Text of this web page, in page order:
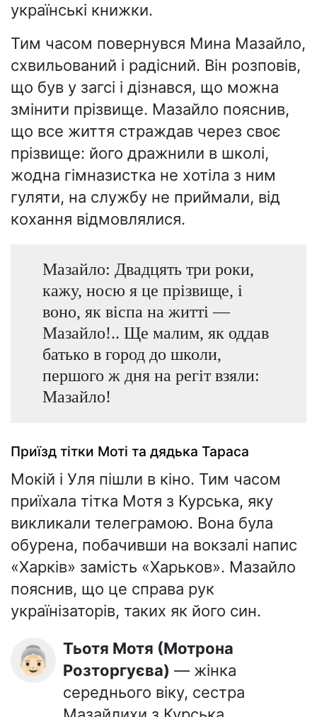
українські книжки.
Тим часом повернувся Мина Мазайло,
схвильований і радісний. Він розповів,
що був у загсі і дізнався, що можна
змінити прізвище. Мазайло пояснив,
що все життя страждав через своє
прізвище: його дражнили в школі,
жодна гімназистка не хотіла з ним
гуляти, на службу не приймали, від
кохання відмовлялися.
Мазайло: Двадцять три роки,
кажу, носю я це прізвище, і
воно, як віспа на житті —
Мазайло!.. Ще малим, як оддав
батько в город до школи,
першого ж дня на регіт взяли:
Мазайло!
Приїзд тітки Моті та дядька Тараса
Мокій і Уля пішли в кіно. Тим часом
приїхала тітка Мотя з Курська, яку
викликали телеграмою. Вона була
обурена, побачивши на вокзалі напис
«Харків» замість «Харьков». Мазайло
пояснив, що це справа рук
українізаторів, таких як його син.
👵🏻
Тьотя Мотя (Мотрона
Розторгуєва) — жінка
середнього віку, сестра